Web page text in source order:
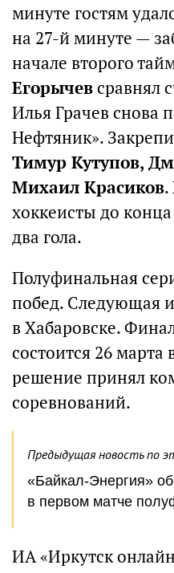
минуте гостям
на 27-й минуте —
начале второго
Егорычевсравнял
Илья Грачев снова
Нефтяник».
Тимур Кутупов,
Михаил Красиков.
хоккеисты до
два гола.
Полуфинальная
побед. Следующая
в Хабаровске.
состоится 26 марта
решение принял
соревнований.
Предыдущая новость по
«Байкал-Энергия»
в первом матче
ИА «Иркутск